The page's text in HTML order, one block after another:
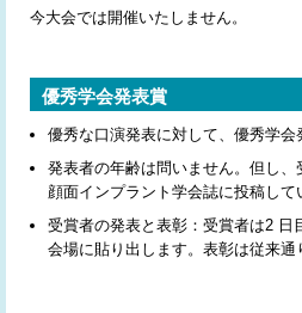
今大会では開催いたしません。
優秀学会発表賞
優秀な口演発表に対して、優秀学会
発表者の年齢は問いません。但し
顔面インプラント学会誌に投稿して
受賞者の発表と表彰：受賞者は2 日
会場に貼り出します。表彰は従来通